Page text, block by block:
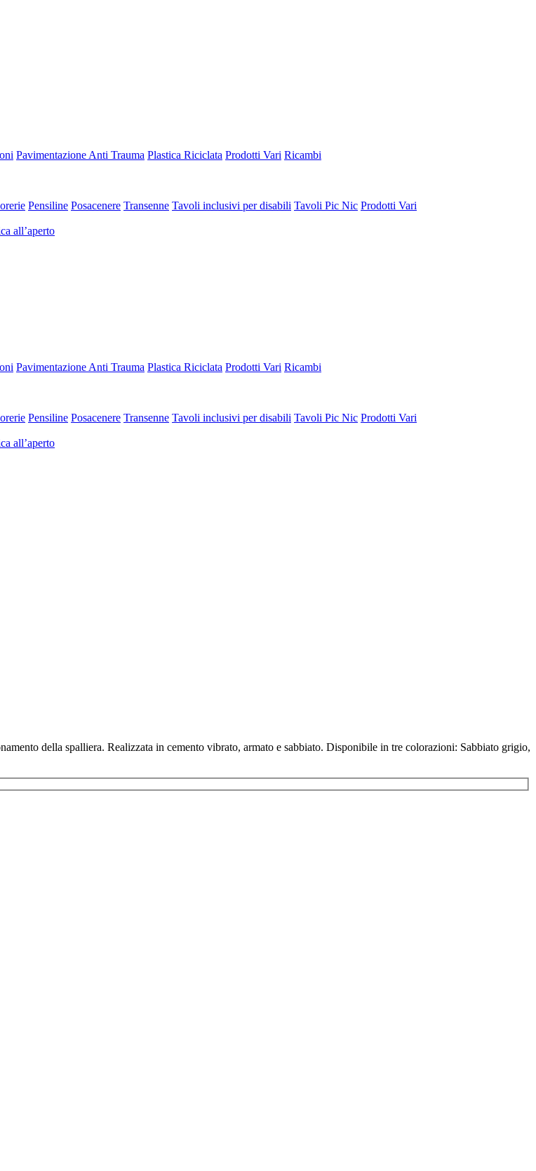
Pavimentazione Anti Trauma Plastica Riciclata Prodotti Vari Ricambi
Pensiline Posacenere Transenne Tavoli inclusivi per disabili Tavoli Pic Nic Prodotti Vari
all’aperto
Pavimentazione Anti Trauma Plastica Riciclata Prodotti Vari Ricambi
Pensiline Posacenere Transenne Tavoli inclusivi per disabili Tavoli Pic Nic Prodotti Vari
all’aperto
della spalliera. Realizzata in cemento vibrato, armato e sabbiato. Disponibile in tre colorazioni: Sabbiato grigio,